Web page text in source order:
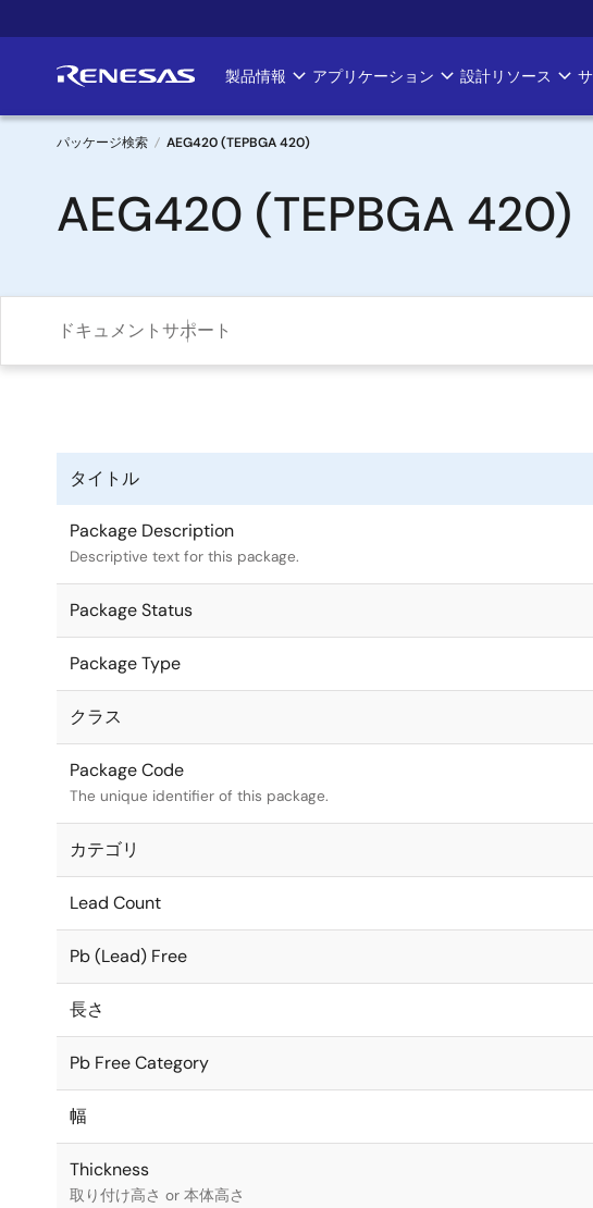
イ
ン
Main
navigation
製品情報 アプリケーション 設計リソース
パ
ン
く
ず
パッケージ検索 AEG420 (TEPBGA 420)
AEG420 (TEPBGA 420)
ドキュメントサポート
タイトル
Package Description
Descriptive text for this package.
Package Status
Package Type
クラス
Package Code
The unique identifier of this package.
カテゴリ
Lead Count
Pb (Lead) Free
長さ
Pb Free Category
幅
Thickness
取り付け高さ or 本体高さ